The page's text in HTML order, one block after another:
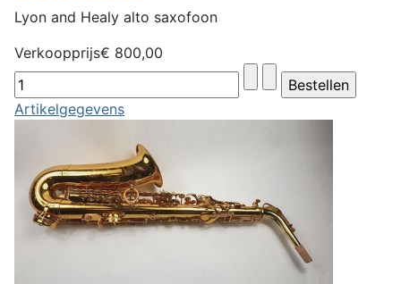
Lyon and Healy alto saxofoon
Verkoopprijs€ 800,00
Artikelgegevens